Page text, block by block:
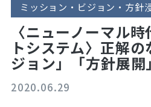
ミッション・ビジョン・方針
〈ニューノーマル
トシステム〉正解
ジョン」「方針展
2020.06.29